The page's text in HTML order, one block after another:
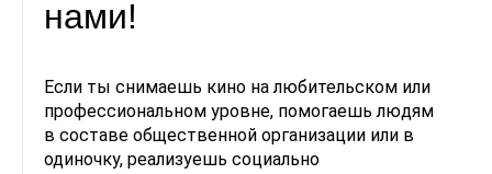
нами!
Если ты снимаешь кино на любительском или
профессиональном уровне, помогаешь людям
в составе общественной организации или в
одиночку, реализуешь социально